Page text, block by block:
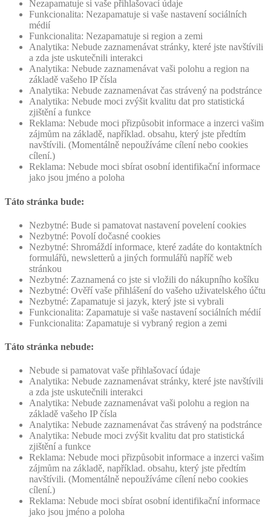
Nezapamatuje si vaše přihlašovací údaje
Funkcionalita: Nezapamatuje si vaše nastavení sociálních
médií
Funkcionalita: Nezapamatuje si region a zemi
Analytika: Nebude zaznamenávat stránky, které jste navštívili
a zda jste uskutečnili interakci
Analytika: Nebude zaznamenávat vaši polohu a region na
základě vašeho IP čísla
Analytika: Nebude zaznamenávat čas strávený na podstránce
Analytika: Nebude moci zvýšit kvalitu dat pro statistická
zjištění a funkce
Reklama: Nebude moci přizpůsobit informace a inzerci vašim
zájmům na základě, například. obsahu, který jste předtím
navštívili. (Momentálně nepoužíváme cílení nebo cookies
cílení.)
Reklama: Nebude moci sbírat osobní identifikační informace
jako jsou jméno a poloha
Táto stránka bude:
Nezbytné: Bude si pamatovat nastavení povelení cookies
Nezbytné: Povolí dočasné cookies
Nezbytné: Shromáždí informace, které zadáte do kontaktních
formulářů, newsletterů a jiných formulářů napříč web
stránkou
Nezbytné: Zaznamená co jste si vložili do nákupního košíku
Nezbytné: Ověří vaše přihlášení do vašeho uživatelského účtu
Nezbytné: Zapamatuje si jazyk, který jste si vybrali
Funkcionalita: Zapamatuje si vaše nastavení sociálních médií
Funkcionalita: Zapamatuje si vybraný region a zemi
Táto stránka nebude:
Nebude si pamatovat vaše přihlašovací údaje
Analytika: Nebude zaznamenávat stránky, které jste navštívili
a zda jste uskutečnili interakci
Analytika: Nebude zaznamenávat vaši polohu a region na
základě vašeho IP čísla
Analytika: Nebude zaznamenávat čas strávený na podstránce
Analytika: Nebude moci zvýšit kvalitu dat pro statistická
zjištění a funkce
Reklama: Nebude moci přizpůsobit informace a inzerci vašim
zájmům na základě, například. obsahu, který jste předtím
navštívili. (Momentálně nepoužíváme cílení nebo cookies
cílení.)
Reklama: Nebude moci sbírat osobní identifikační informace
jako jsou jméno a poloha